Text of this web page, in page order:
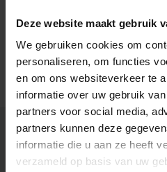
Deze website maakt gebruik
We gebruiken cookies om
personaliseren, om functies
en om ons websiteverkeer te
informatie over uw gebruik
partners voor social media,
partners kunnen deze
informatie die u aan ze heeft
verzameld op basis van uw
Neutrik | NL4MMX
Login
Ontvang de laatste updates,